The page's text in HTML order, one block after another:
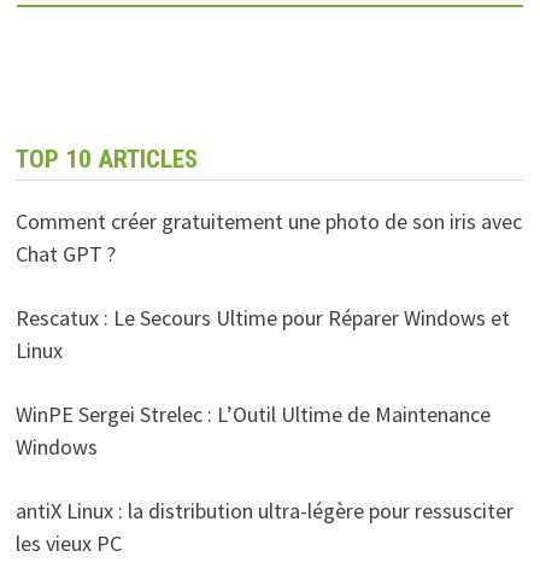
TOP 10 ARTICLES
Comment créer gratuitement une photo de son iris avec
Chat GPT ?
Rescatux : Le Secours Ultime pour Réparer Windows et
Linux
WinPE Sergei Strelec : L’Outil Ultime de Maintenance
Windows
antiX Linux : la distribution ultra-légère pour ressusciter
les vieux PC